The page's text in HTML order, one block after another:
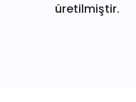
üretilmiştir.